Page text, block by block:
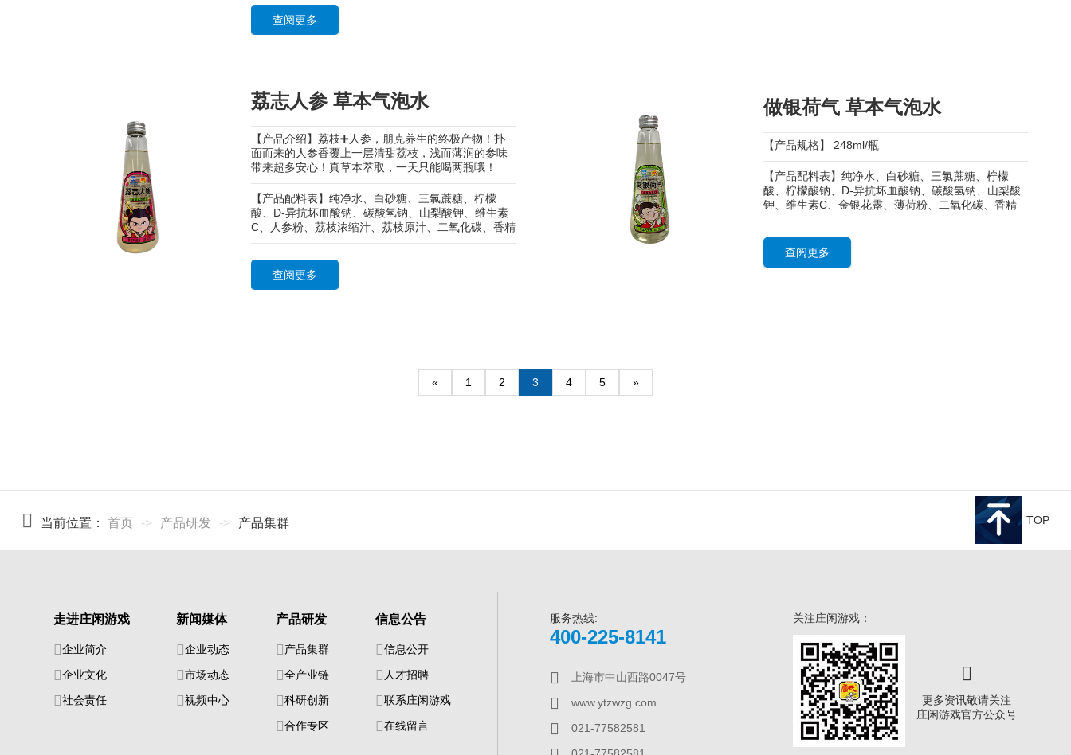
查阅更多
荔志人参 草本气泡水
【产品介绍】荔枝➕人参，朋克养生的终极产物！扑
面而来的人参香覆上一层清甜荔枝，浅而薄润的参味
带来超多安心！真草本萃取，一天只能喝两瓶哦！
【产品配料表】纯净水、白砂糖、三氯蔗糖、柠檬
酸、D-异抗坏血酸钠、碳酸氢钠、山梨酸钾、维生素
C、人参粉、荔枝浓缩汁、荔枝原汁、二氧化碳、香精
查阅更多
做银荷气 草本气泡水
【产品规格】 248ml/瓶
【产品配料表】纯净水、白砂糖、三氯蔗糖、柠檬
酸、柠檬酸钠、D-异抗坏血酸钠、碳酸氢钠、山梨酸
钾、维生素C、金银花露、薄荷粉、二氧化碳、香精
查阅更多
« 1 2 3 4 5 »
当前位置： 首页 -> 产品研发 -> 产品集群 TOP
走进庄闲游戏
企业简介
企业文化
社会责任
新闻媒体
企业动态
市场动态
视频中心
产品研发
产品集群
全产业链
科研创新
合作专区
信息公告
信息公开
人才招聘
联系庄闲游戏
在线留言
服务热线:
400-225-8141
上海市中山西路0047号
www.ytzwzg.com
021-77582581
关注庄闲游戏：
更多资讯敬请关注
庄闲游戏官方公众号